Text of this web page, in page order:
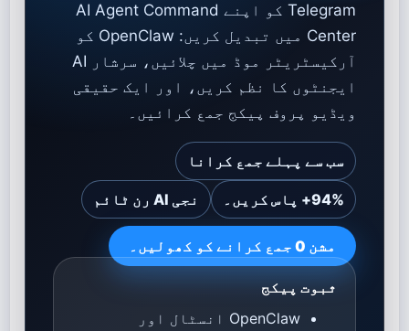
Telegram کو اپنے AI Agent Command
Center میں تبدیل کریں: OpenClaw کو
آرکیسٹریٹر موڈ میں چلائیں، سرشار AI
ایجنٹوں کا نظم کریں، اور ایک حقیقی
ویڈیو پروف پیکج جمع کرائیں۔
سب سے پہلے جمع کرانا
94%+ پاس کریں۔ نجی AI رن ٹائم
مشن 0 جمع کرانے کو کھولیں۔
ثبوت پیکج
OpenClaw انسٹال اور